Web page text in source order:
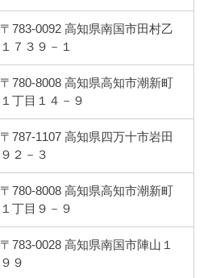
〒783-0092 高知県南国市田村乙
１７３９－１
〒780-8008 高知県高知市潮新町
１丁目１４－９
〒787-1107 高知県四万十市岩田
９２－３
〒780-8008 高知県高知市潮新町
１丁目９－９
〒783-0028 高知県南国市陣山１
９９